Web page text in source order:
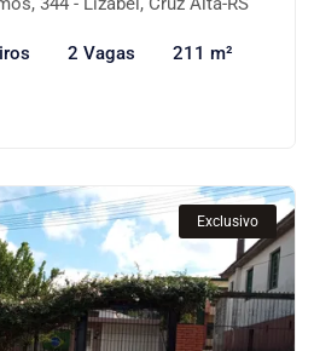
2 Vagas 211 m²
Exclusivo